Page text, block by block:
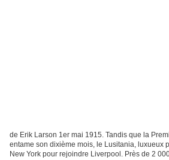
de Erik Larson 1er mai 1915. Tandis que la
entame son dixième mois, le Lusitania, luxueux
New York pour rejoindre Liverpool. Près de 2